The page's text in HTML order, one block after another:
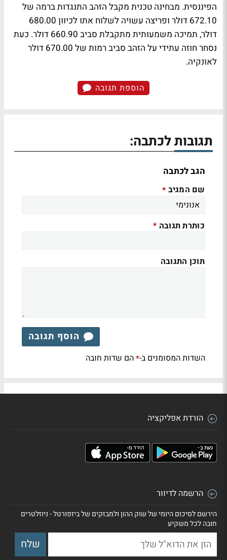
הפיננסית. מבחינה טכנית מקבל הזהב התנגדות ברמה של
672.10 דולר ופריצה עשויה לשלוח אתו לכיוון 680.00
דולר, תמיכה משמעותית מתקבלת סביב 660.90 דולר. כעת
נסחר חוזה עתידי על הזהב סביב רמות של 670.00 דולר
לאונקיה.
הוספת תגובה
תגובות לכתבה:
הגב לכתבה
שם המגיב *
כותרת תגובה *
תוכן התגובה
הוסף תגובה
השדות המסומנים ב-*הם שדות חובה
הורדת אפליקציה
הרשמה לדיוור
הירשם לסיכום היומי של שוק ההון ולמבזקים של ביזפורטל - ניוזלטרים
חובה לכל משקיע